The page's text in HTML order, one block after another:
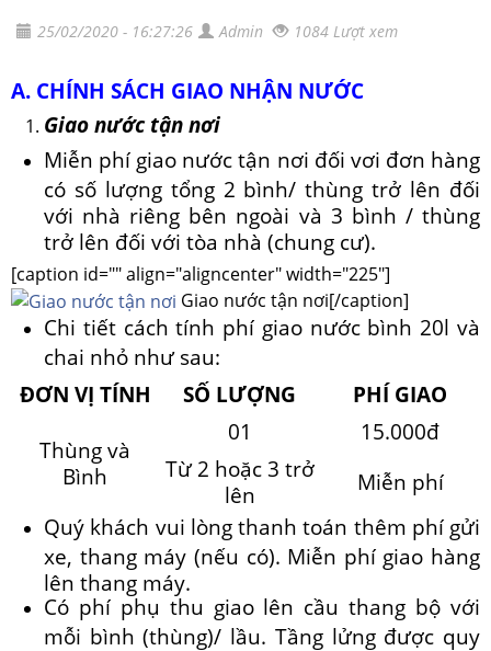
25/02/2020 - 16:27:26 Admin 1084 Lượt xem
A. CHÍNH SÁCH GIAO NHẬN NƯỚC
Giao nước tận nơi
Miễn phí giao nước tận nơi đối vơi đơn hàng
có số lượng tổng 2 bình/ thùng trở lên đối
với nhà riêng bên ngoài và 3 bình / thùng
trở lên đối với tòa nhà (chung cư).
[caption id="" align="aligncenter" width="225"]
Giao nước tận nơi[/caption]
Chi tiết cách tính phí giao nước bình 20l và
chai nhỏ như sau:
ĐƠN VỊ TÍNH SỐ LƯỢNG PHÍ GIAO
Thùng và
Bình
01
15.000đ
Từ 2 hoặc 3 trở
lên
Miễn phí
Quý khách vui lòng thanh toán thêm phí gửi
xe, thang máy (nếu có). Miễn phí giao hàng
lên thang máy.
Có phí phụ thu giao lên cầu thang bộ với
mỗi bình (thùng)/ lầu. Tầng lửng được quy